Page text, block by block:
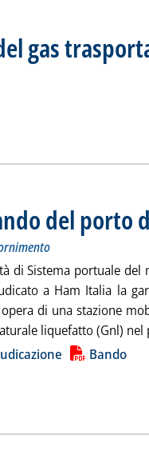
gas
28 aprile 2021
alle 15.9.
del gas
del porto
di Sistema portuale del
a Ham Italia la
di una stazione
liquefatto (Gnl) nel
Bando